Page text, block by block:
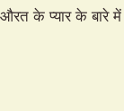
के प्यार के बारे